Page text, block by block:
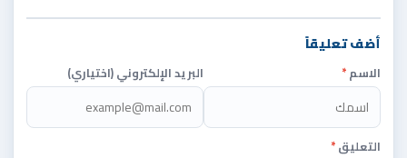
أضف تعليقاً
الاسم* البريد الإلكتروني (اختياري)
التعليق*